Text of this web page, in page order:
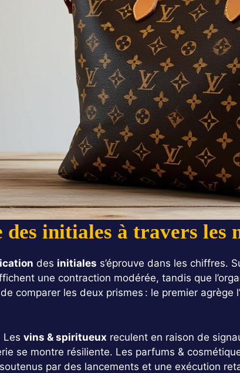
initiales à travers les
des initiales s’éprouve dans les chiffres.
une contraction modérée, tandis que
comparer les deux prismes : le premier agrège
Les vins & spiritueux reculent en raison de
se montre résiliente. Les parfums &
par des lancements et une exécution